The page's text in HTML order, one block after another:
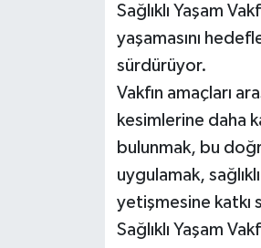
Sağlıklı Yaşam
yaşamasını
sürdürüyor.
Vakfın amaçları
kesimlerine daha
bulunmak, bu
uygulamak,
yetişmesine katkı
Sağlıklı Yaşam